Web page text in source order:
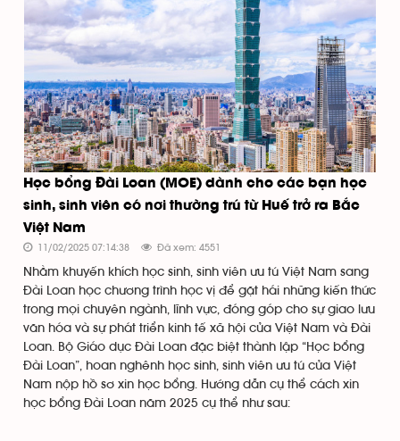
Học bổng Đài Loan (MOE) dành cho các bạn học
sinh, sinh viên có nơi thường trú từ Huế trở ra Bắc
Việt Nam
11/02/2025 07:14:38 Đã xem: 4551
Nhằm khuyến khích học sinh, sinh viên ưu tú Việt Nam sang
Đài Loan học chương trình học vị để gặt hái những kiến thức
trong mọi chuyên ngành, lĩnh vực, đóng góp cho sự giao lưu
văn hóa và sự phát triển kinh tế xã hội của Việt Nam và Đài
Loan. Bộ Giáo dục Đài Loan đặc biệt thành lập “Học bổng
Đài Loan”, hoan nghênh học sinh, sinh viên ưu tú của Việt
Nam nộp hồ sơ xin học bổng. Hướng dẫn cụ thể cách xin
học bổng Đài Loan năm 2025 cụ thể như sau: